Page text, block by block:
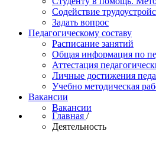
Содействие
Задать вопрос
Педагогическому составу
Расписание занятий
Общая информация по
Аттестация
Личные достижения
Учебно методическая
Вакансии
Вакансии
Главная /
Деятельность